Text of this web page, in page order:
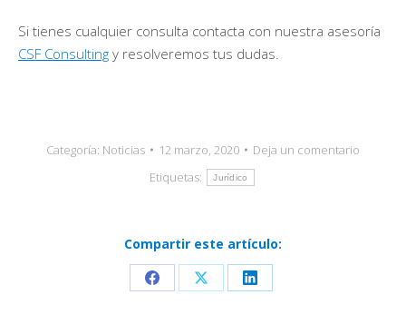
Si tienes cualquier consulta contacta con nuestra asesoría
CSF Consulting y resolveremos tus dudas.
Categoría: Noticias 12 marzo, 2020
Deja un comentario
Etiquetas:
Jurídico
Compartir este artículo:
Share Share Share